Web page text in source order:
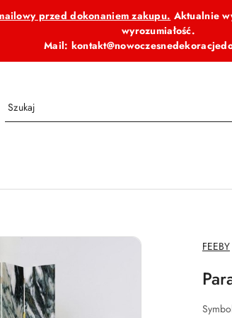
przed dokonaniem zakupu. Aktualnie
wyrozumiałość.
Mail:
NAZWA
FEEBY